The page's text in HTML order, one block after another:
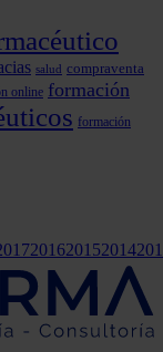
salud compraventa
online formación
formación
201620152014